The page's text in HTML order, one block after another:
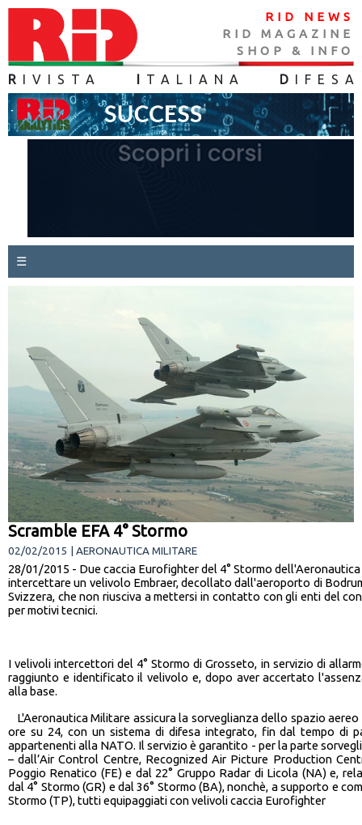
RID NEWS
RID MAGAZINE
SHOP & INFO
R IVISTA TALIANA D IFES A
☰
Scramble EFA 4° Stormo
02/02/2015 | AERONAUTICA MILITARE
28/01/2015 - Due caccia Eurofighter del 4° Stormo
intercettare un velivolo Embraer, decollato dall'aeroporto di
Svizzera, che non riusciva a mettersi in contatto con gli enti del
per motivi tecnici.
I velivoli intercettori del 4° Stormo di Grosseto, in servizio di
raggiunto e identificato il velivolo e, dopo aver accertato
alla base.
L'Aeronautica Militare assicura la sorveglianza dello spazio
ore su 24, con un sistema di difesa integrato, fin dal tempo di
appartenenti alla NATO. Il servizio è garantito - per la parte
– dall’Air Control Centre, Recognized Air Picture Production
Poggio Renatico (FE) e dal 22° Gruppo Radar di Licola (NA) e,
dal 4° Stormo (GR) e dal 36° Stormo (BA), nonchè, a supporto e
Stormo (TP), tutti equipaggiati con velivoli caccia Eurofighter